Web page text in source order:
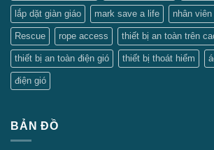
lắp dặt giàn giáo mark save a life nhân
Rescue rope access thiết bị an toàn trên
thiết bị an toàn điện gió thiết bị thoát hiểm
điện gió
BẢN ĐỒ